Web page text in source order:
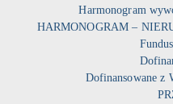
Harmonogram
HARMONOGRAM –
Dofinansowane z